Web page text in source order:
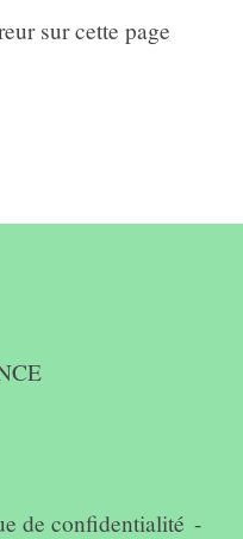
sur cette page
de confidentialité -